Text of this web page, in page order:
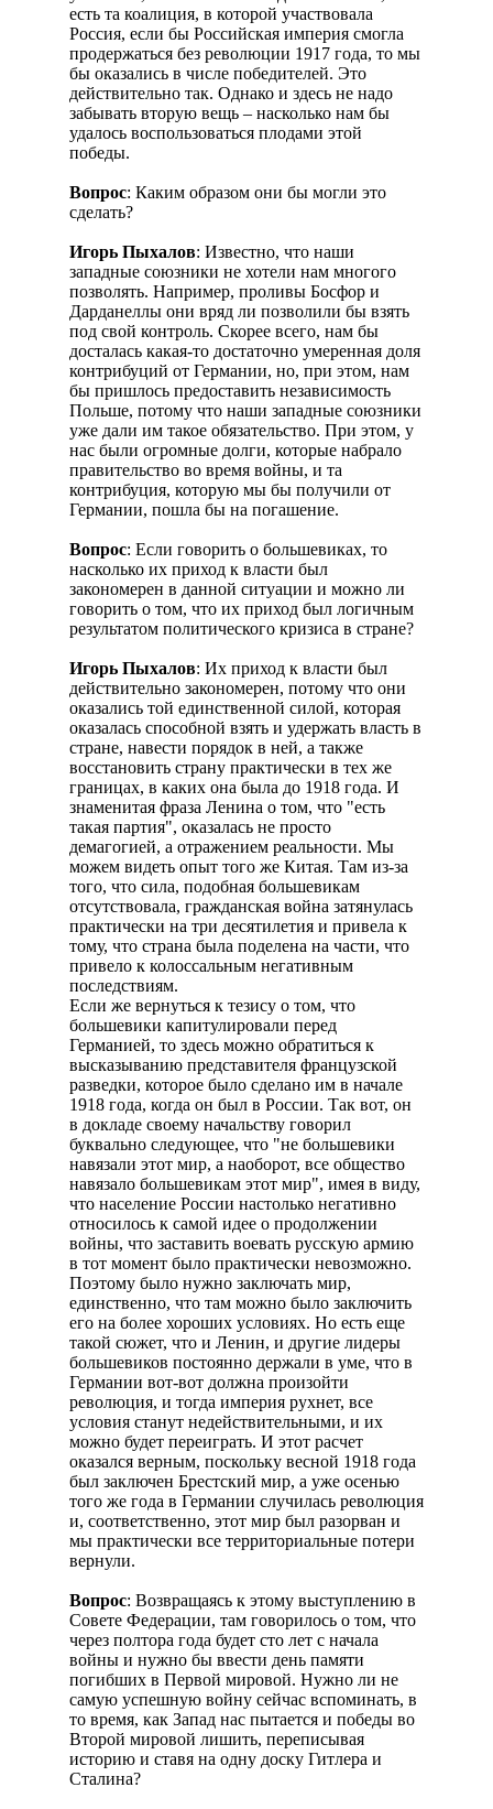
есть та коалиция, в которой участвовала
Россия, если бы Российская империя смогла
продержаться без революции 1917 года, то мы
бы оказались в числе победителей. Это
действительно так. Однако и здесь не надо
забывать вторую вещь – насколько нам бы
удалось воспользоваться плодами этой
победы.
Вопрос: Каким образом они бы могли это
сделать?
Игорь Пыхалов: Известно, что наши
западные союзники не хотели нам многого
позволять. Например, проливы Босфор и
Дарданеллы они вряд ли позволили бы взять
под свой контроль. Скорее всего, нам бы
досталась какая-то достаточно умеренная доля
контрибуций от Германии, но, при этом, нам
бы пришлось предоставить независимость
Польше, потому что наши западные союзники
уже дали им такое обязательство. При этом, у
нас были огромные долги, которые набрало
правительство во время войны, и та
контрибуция, которую мы бы получили от
Германии, пошла бы на погашение.
Вопрос: Если говорить о большевиках, то
насколько их приход к власти был
закономерен в данной ситуации и можно ли
говорить о том, что их приход был логичным
результатом политического кризиса в стране?
Игорь Пыхалов: Их приход к власти был
действительно закономерен, потому что они
оказались той единственной силой, которая
оказалась способной взять и удержать власть в
стране, навести порядок в ней, а также
восстановить страну практически в тех же
границах, в каких она была до 1918 года. И
знаменитая фраза Ленина о том, что "есть
такая партия", оказалась не просто
демагогией, а отражением реальности. Мы
можем видеть опыт того же Китая. Там из-за
того, что сила, подобная большевикам
отсутствовала, гражданская война затянулась
практически на три десятилетия и привела к
тому, что страна была поделена на части, что
привело к колоссальным негативным
последствиям.
Если же вернуться к тезису о том, что
большевики капитулировали перед
Германией, то здесь можно обратиться к
высказыванию представителя французской
разведки, которое было сделано им в начале
1918 года, когда он был в России. Так вот, он
в докладе своему начальству говорил
буквально следующее, что "не большевики
навязали этот мир, а наоборот, все общество
навязало большевикам этот мир", имея в виду,
что население России настолько негативно
относилось к самой идее о продолжении
войны, что заставить воевать русскую армию
в тот момент было практически невозможно.
Поэтому было нужно заключать мир,
единственно, что там можно было заключить
его на более хороших условиях. Но есть еще
такой сюжет, что и Ленин, и другие лидеры
большевиков постоянно держали в уме, что в
Германии вот-вот должна произойти
революция, и тогда империя рухнет, все
условия станут недействительными, и их
можно будет переиграть. И этот расчет
оказался верным, поскольку весной 1918 года
был заключен Брестский мир, а уже осенью
того же года в Германии случилась революция
и, соответственно, этот мир был разорван и
мы практически все территориальные потери
вернули.
Вопрос: Возвращаясь к этому выступлению в
Совете Федерации, там говорилось о том, что
через полтора года будет сто лет с начала
войны и нужно бы ввести день памяти
погибших в Первой мировой. Нужно ли не
самую успешную войну сейчас вспоминать, в
то время, как Запад нас пытается и победы во
Второй мировой лишить, переписывая
историю и ставя на одну доску Гитлера и
Сталина?